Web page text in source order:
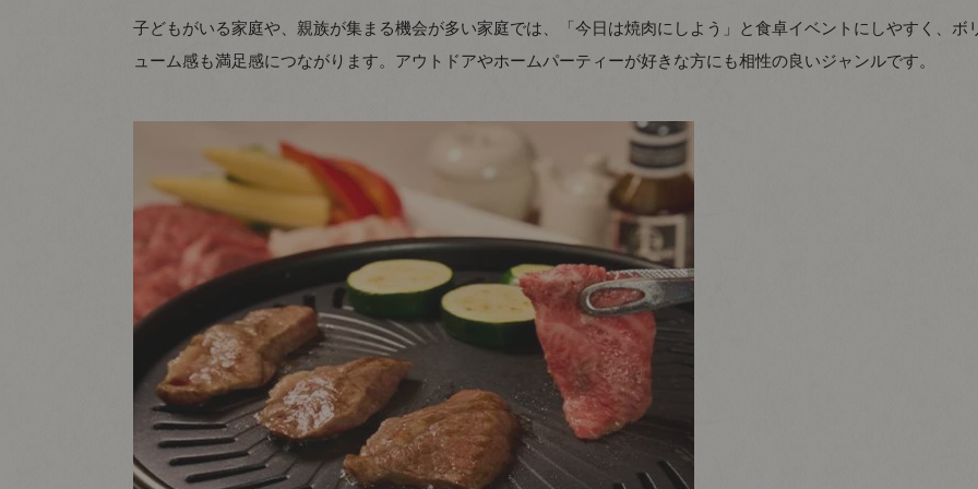
子どもがいる家庭や、親族が集まる機会が多い家庭では、「今日は焼肉にしよう」と食卓イベントにしやすく、ボ
ューム感も満足感につながります。アウトドアやホームパーティーが好きな方にも相性の良いジャンルです。